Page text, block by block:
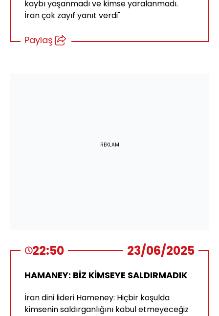
kaybı yaşanmadı ve kimse yaralanmadı.
İran çok zayıf yanıt verdi"
Paylaş
REKLAM
22:50 23/06/2025
HAMANEY: BİZ KİMSEYE SALDIRMADIK
İran dini lideri Hameney: Hiçbir koşulda
kimsenin saldırganlığını kabul etmeyeceğiz